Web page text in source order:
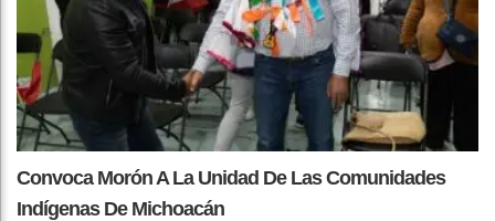
Convoca Morón A La Unidad De Las Comunidades
Indígenas De Michoacán